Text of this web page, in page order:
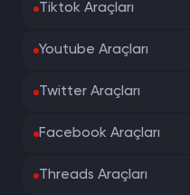
Tiktok Araçları
Youtube Araçları
Twitter Araçları
Facebook Araçları
Threads Araçları